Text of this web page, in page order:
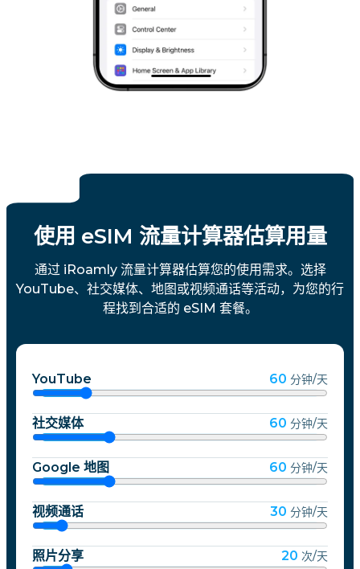
使用 eSIM 流量计算器估算用量
通过 iRoamly 流量计算器估算您的使用需求。选择
YouTube、社交媒体、地图或视频通话等活动，为您的行
程找到合适的 eSIM 套餐。
YouTube 60 分钟/天
社交媒体 60 分钟/天
Google 地图 60 分钟/天
视频通话 30 分钟/天
照片分享 20 次/天